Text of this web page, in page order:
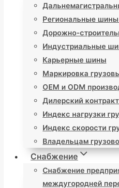
Региональные шины
Дорожно-
Индустриальные
Карьерные шины
Маркировка
OEM и ODM
Дилерский
Индекс нагрузки
Индекс скорости
Владельцам
Снабжение
Снабжение
междугородней